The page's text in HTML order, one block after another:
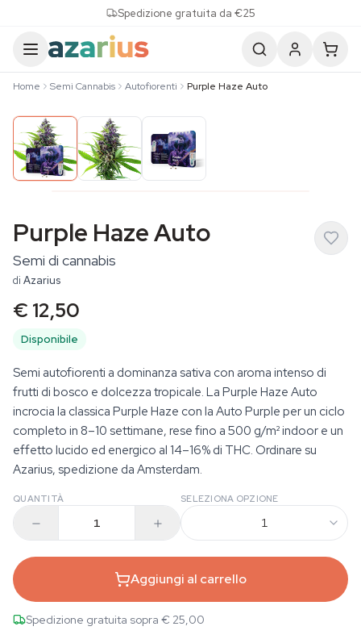
Spedizione gratuita da €25
Home Semi Cannabis Autofiorenti Purple Haze Auto
Purple Haze Auto
Semi di cannabis
di Azarius
€ 12,50
Disponibile
Semi autofiorenti a dominanza sativa con aroma intenso di
frutti di bosco e dolcezza tropicale. La Purple Haze Auto
incrocia la classica Purple Haze con la Auto Purple per un ciclo
completo in 8–10 settimane, rese fino a 500 g/m² indoor e un
effetto lucido ed energico al 14–16% di THC. Ordinare su
Azarius, spedizione da Amsterdam.
QUANTITÀ SELEZIONA OPZIONE
1
Aggiungi al carrello
Spedizione gratuita sopra € 25,00